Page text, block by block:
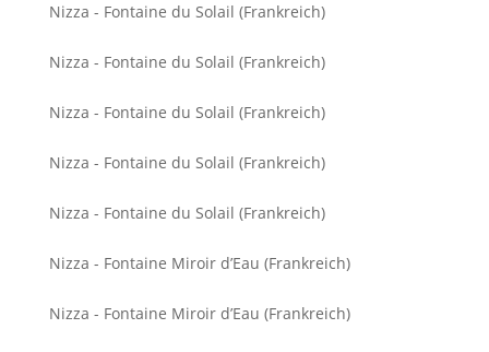
Nizza - Fontaine du Solail (Frankreich)
Nizza - Fontaine du Solail (Frankreich)
Nizza - Fontaine du Solail (Frankreich)
Nizza - Fontaine du Solail (Frankreich)
Nizza - Fontaine du Solail (Frankreich)
Nizza - Fontaine Miroir d’Eau (Frankreich)
Nizza - Fontaine Miroir d’Eau (Frankreich)